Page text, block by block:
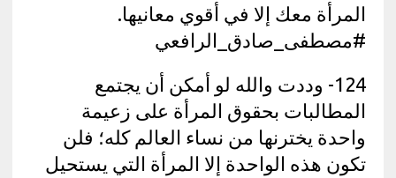
المرأة معك إلا في أقوي معانيها.
#مصطفى_صادق_الرافعي
124- وددت والله لو أمكن أن يجتمع
المطالبات بحقوق المرأة على زعيمة
واحدة يخترنها من نساء العالم كله؛ فلن
تكون هذه الواحدة إلا المرأة التي يستحيل